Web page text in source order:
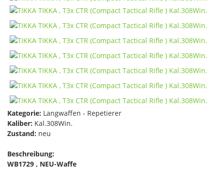
Kategorie: Langwaffen - Repetierer
Kaliber: Kal.308Win.
Zustand: neu
Beschreibung:
WB1729 , NEU-Waffe